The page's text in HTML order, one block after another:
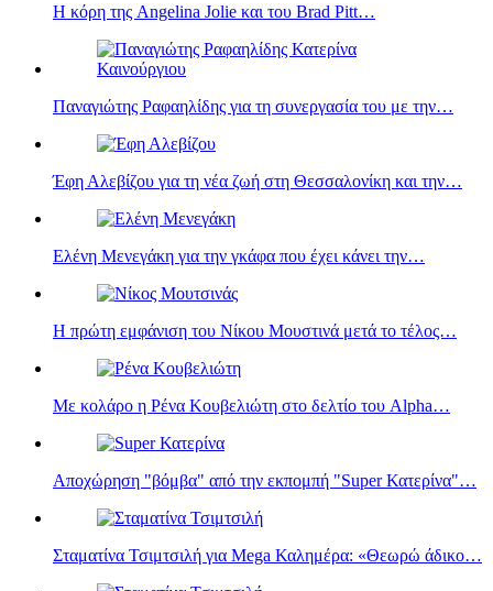
Η κόρη της Angelina Jolie και του Brad Pitt…
Παναγιώτης Ραφαηλίδης για τη συνεργασία του με την…
Έφη Αλεβίζου για τη νέα ζωή στη Θεσσαλονίκη και την…
Ελένη Μενεγάκη για την γκάφα που έχει κάνει την…
Η πρώτη εμφάνιση του Νίκου Μουστινά μετά το τέλος…
Με κολάρο η Ρένα Κουβελιώτη στο δελτίο του Alpha…
Αποχώρηση "βόμβα" από την εκπομπή "Super Κατερίνα"…
Σταματίνα Τσιμτσιλή για Mega Καλημέρα: «Θεωρώ άδικο…